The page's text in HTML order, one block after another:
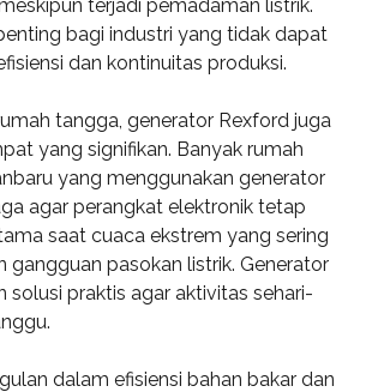
terjadi pemadaman listrik.
bagi industri yang tidak dapat
dan kontinuitas produksi.
tangga, generator Rexford juga
yang signifikan. Banyak rumah
yang menggunakan generator
agar perangkat elektronik tetap
saat cuaca ekstrem yang sering
gangguan pasokan listrik. Generator
solusi praktis agar aktivitas sehari-
dalam efisiensi bahan bakar dan